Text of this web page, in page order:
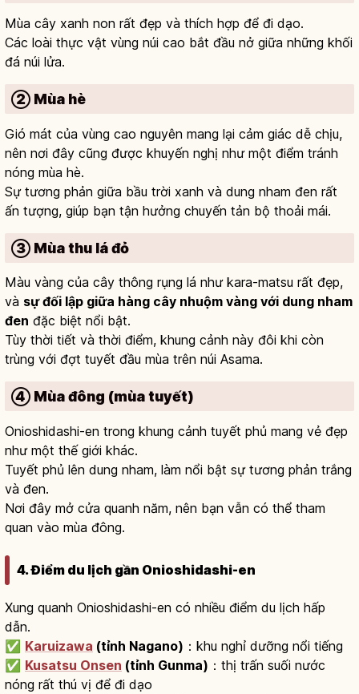
Mùa cây xanh non rất đẹp và thích hợp để đi dạo.
Các loài thực vật vùng núi cao bắt đầu nở giữa những khối
đá núi lửa.
② Mùa hè
Gió mát của vùng cao nguyên mang lại cảm giác dễ chịu,
nên nơi đây cũng được khuyến nghị như một điểm tránh
nóng mùa hè.
Sự tương phản giữa bầu trời xanh và dung nham đen rất
ấn tượng, giúp bạn tận hưởng chuyến tản bộ thoải mái.
③ Mùa thu lá đỏ
Màu vàng của cây thông rụng lá như kara-matsu rất đẹp,
và sự đối lập giữa hàng cây nhuộm vàng với dung nham
đen đặc biệt nổi bật.
Tùy thời tiết và thời điểm, khung cảnh này đôi khi còn
trùng với đợt tuyết đầu mùa trên núi Asama.
④ Mùa đông (mùa tuyết)
Onioshidashi-en trong khung cảnh tuyết phủ mang vẻ đẹp
như một thế giới khác.
Tuyết phủ lên dung nham, làm nổi bật sự tương phản trắng
và đen.
Nơi đây mở cửa quanh năm, nên bạn vẫn có thể tham
quan vào mùa đông.
4. Điểm du lịch gần Onioshidashi-en
Xung quanh Onioshidashi-en có nhiều điểm du lịch hấp
dẫn.
✅ Karuizawa (tỉnh Nagano) ：khu nghỉ dưỡng nổi tiếng
✅ Kusatsu Onsen (tỉnh Gunma) ：thị trấn suối nước
nóng rất thú vị để đi dạo